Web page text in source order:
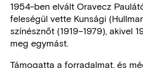
1954-ben elvált Oravecz
feleségül vette Kunsági
színésznőt (1919–1979), akivel
meg egymást.
Támogatta a forradalmat, és